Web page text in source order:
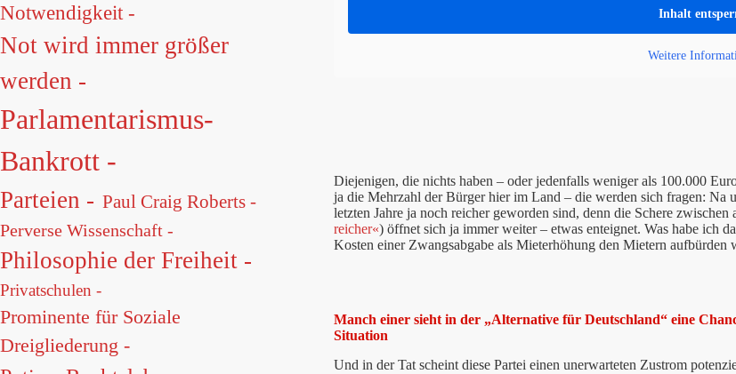
Inhalt
Weitere
Diejenigen, die nichts haben – oder jedenfalls weniger als 100.000
ja die Mehrzahl der Bürger hier im Land – die werden sich fragen: Na
letzten Jahre ja noch reicher geworden sind, denn die Schere zwischen
reicher«) öffnet sich ja immer weiter – etwas enteignet. Was habe ich
Kosten einer Zwangsabgabe als Mieterhöhung den Mietern aufbürden
Manch einer sieht in der „Alternative für Deutschland“ eine
Situation
Und in der Tat scheint diese Partei einen unerwarteten Zustrom
Notwendigkeit -
Not wird immer größer
werden -
Parlamentarismus-
Bankrott -
Parteien - Paul Craig Roberts -
Perverse Wissenschaft -
Philosophie der Freiheit -
Privatschulen -
Prominente für Soziale
Dreigliederung -